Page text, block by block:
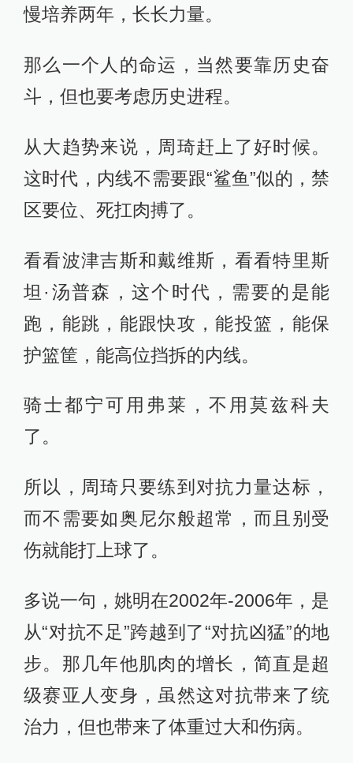
慢培养两年，长长力量。
那么一个人的命运，当然要靠历史奋
斗，但也要考虑历史进程。
从大趋势来说，周琦赶上了好时候。
这时代，内线不需要跟“鲨鱼”似的，禁
区要位、死扛肉搏了。
看看波津吉斯和戴维斯，看看特里斯
坦·汤普森，这个时代，需要的是能
跑，能跳，能跟快攻，能投篮，能保
护篮筐，能高位挡拆的内线。
骑士都宁可用弗莱，不用莫兹科夫
了。
所以，周琦只要练到对抗力量达标，
而不需要如奥尼尔般超常，而且别受
伤就能打上球了。
多说一句，姚明在2002年-2006年，是
从“对抗不足”跨越到了“对抗凶猛”的地
步。那几年他肌肉的增长，简直是超
级赛亚人变身，虽然这对抗带来了统
治力，但也带来了体重过大和伤病。